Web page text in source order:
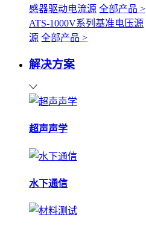
感器驱动电流源 全部产品 >
ATS-1000V系列基准电压源
源 全部产品 >
解决方案
超声声学
水下通信